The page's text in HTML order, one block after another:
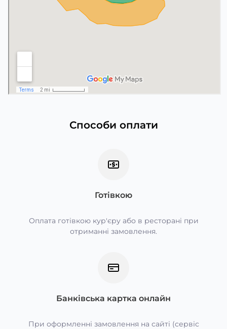
Способи оплати
Готівкою
Оплата готівкою кур'єру або в ресторані при
отриманні замовлення.
Банківська картка онлайн
При оформленні замовлення на сайті (сервіс